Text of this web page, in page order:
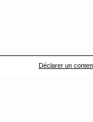
Déclarer un